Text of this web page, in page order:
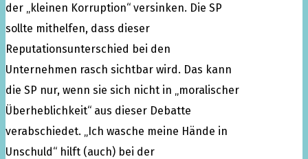
der „kleinen Korruption“ versinken. Die SP
sollte mithelfen, dass dieser
Reputationsunterschied bei den
Unternehmen rasch sichtbar wird. Das kann
die SP nur, wenn sie sich nicht in „moralischer
Überheblichkeit“ aus dieser Debatte
verabschiedet. „Ich wasche meine Hände in
Unschuld“ hilft (auch) bei der